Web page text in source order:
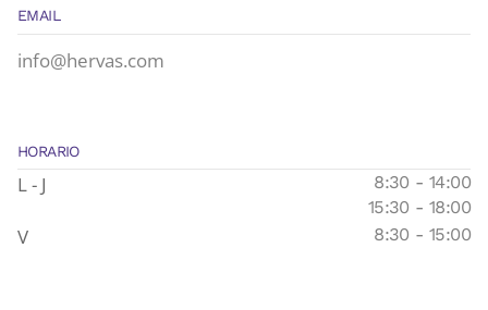
EMAIL
info@hervas.com
HORARIO
L - J
8:30 - 14:00
15:30 - 18:00
V 8:30 - 15:00